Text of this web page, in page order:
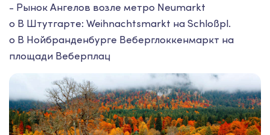
- Рынок Ангелов возле метро Neumarkt
o В Штутгарте: Weihnachtsmarkt на Schloßpl.
o В Нойбранденбурге Веберглоккенмаркт на
площади Веберплац